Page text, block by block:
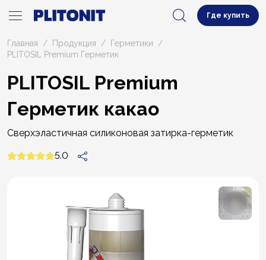
Где купить
Главная Продукция
Герметики
PLITOSIL Premium Герметик
PLITOSIL Premium
Герметик какао
Сверхэластичная силиконовая затирка-герметик
5.0